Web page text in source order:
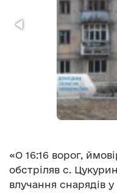
«О 16:16 ворог,
обстріляв с.
влучання снарядів